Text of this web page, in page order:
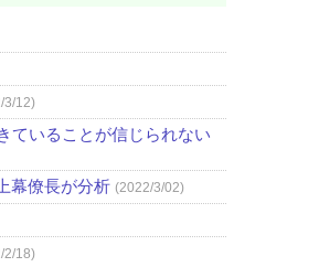
3/12)
ていることが信じられない
僚長が分析 (2022/3/02)
2/18)